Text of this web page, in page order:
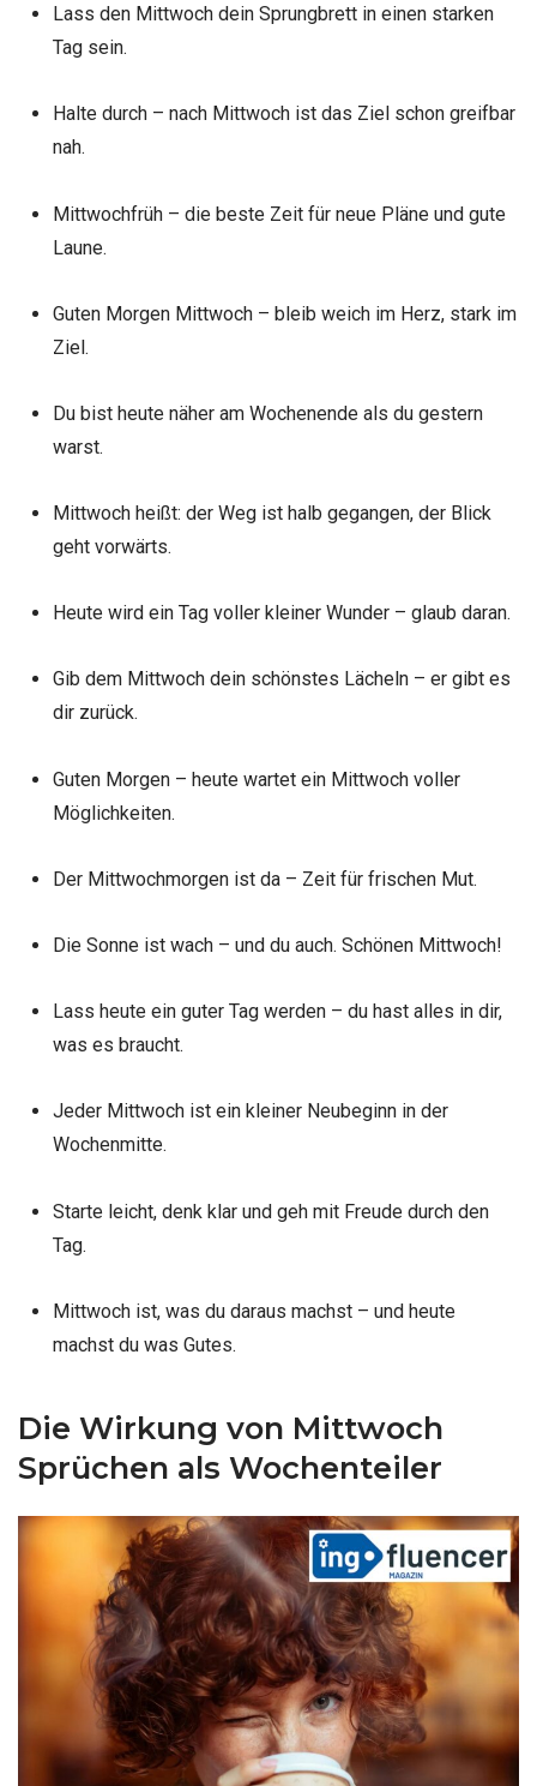
Lass den Mittwoch dein Sprungbrett in einen starken
Tag sein.
Halte durch – nach Mittwoch ist das Ziel schon greifbar
nah.
Mittwochfrüh – die beste Zeit für neue Pläne und gute
Laune.
Guten Morgen Mittwoch – bleib weich im Herz, stark im
Ziel.
Du bist heute näher am Wochenende als du gestern
warst.
Mittwoch heißt: der Weg ist halb gegangen, der Blick
geht vorwärts.
Heute wird ein Tag voller kleiner Wunder – glaub daran.
Gib dem Mittwoch dein schönstes Lächeln – er gibt es
dir zurück.
Guten Morgen – heute wartet ein Mittwoch voller
Möglichkeiten.
Der Mittwochmorgen ist da – Zeit für frischen Mut.
Die Sonne ist wach – und du auch. Schönen Mittwoch!
Lass heute ein guter Tag werden – du hast alles in dir,
was es braucht.
Jeder Mittwoch ist ein kleiner Neubeginn in der
Wochenmitte.
Starte leicht, denk klar und geh mit Freude durch den
Tag.
Mittwoch ist, was du daraus machst – und heute
machst du was Gutes.
Die Wirkung von Mittwoch
Sprüchen als Wochenteiler